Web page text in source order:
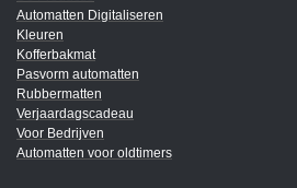
Automatten Digitaliseren
Kleuren
Kofferbakmat
Pasvorm automatten
Rubbermatten
Verjaardagscadeau
Voor Bedrijven
Automatten voor oldtimers